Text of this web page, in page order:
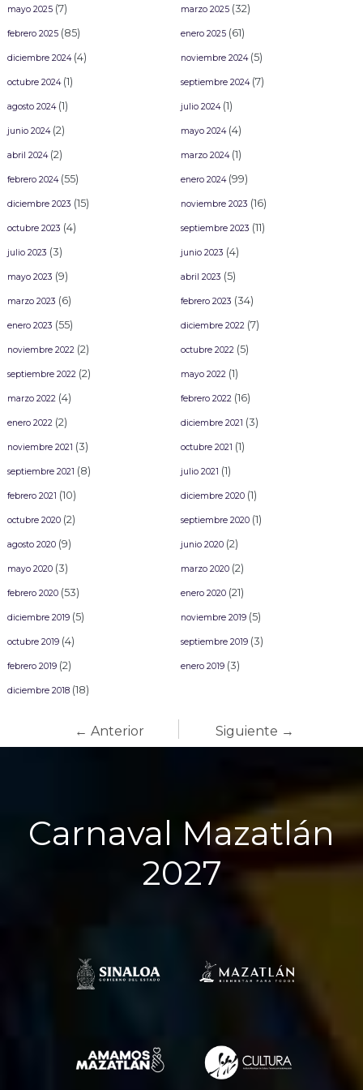
mayo 2025(7) marzo 2025(32)
febrero 2025(85) enero 2025(61)
diciembre 2024(4) noviembre 2024(5)
octubre 2024(1) septiembre 2024(7)
agosto 2024(1) julio 2024(1)
junio 2024(2) mayo 2024(4)
abril 2024(2) marzo 2024(1)
febrero 2024(55) enero 2024(99)
diciembre 2023 (15) noviembre 2023 (16)
octubre 2023 (4) septiembre 2023 (11)
julio 2023 (3) junio 2023 (4)
mayo 2023 (9) abril 2023 (5)
marzo 2023 (6) febrero 2023 (34)
enero 2023 (55) diciembre 2022 (7)
noviembre 2022 (2) octubre 2022 (5)
septiembre 2022 (2) mayo 2022 (1)
marzo 2022 (4) febrero 2022 (16)
enero 2022 (2) diciembre 2021 (3)
noviembre 2021 (3) octubre 2021 (1)
septiembre 2021 (8) julio 2021 (1)
febrero 2021 (10) diciembre 2020(1)
octubre 2020(2) septiembre 2020(1)
agosto 2020(9) junio 2020(2)
mayo 2020(3) marzo 2020(2)
febrero 2020(53) enero 2020(21)
diciembre 2019(5) noviembre 2019(5)
octubre 2019(4) septiembre 2019(3)
febrero 2019(2) enero 2019(3)
diciembre 2018(18)
← Anterior Siguiente →
Carnaval Mazatlán
2027